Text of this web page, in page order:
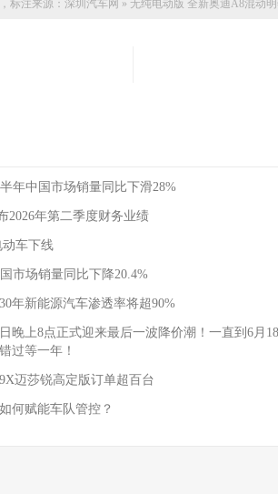
标注来源： 深圳汽车网 » 无纯电动版 全新奥迪A8混动
年中国市场销量同比下滑28%
2026年第二季度财务业绩
动车下线
市场销量同比下降20.4%
年新能源汽车渗透率将超90%
晚上8点正式迎来最后一波降价潮！一直到6月
过等一年！
迈莎锐高定版订单超百台
何赋能车队管控？